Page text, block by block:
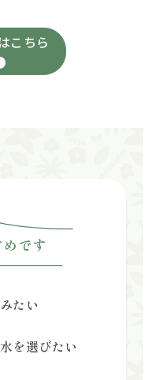
こちら
です
たい
を選びたい